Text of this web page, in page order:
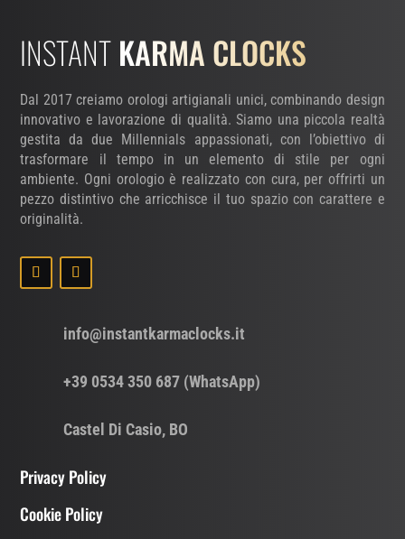
INSTANTKARMA CLOCKS
Dal 2017 creiamo orologi artigianali unici, combinando design
innovativo e lavorazione di qualità. Siamo una piccola realtà
gestita da due Millennials appassionati, con l’obiettivo di
trasformare il tempo in un elemento di stile per ogni
ambiente. Ogni orologio è realizzato con cura, per offrirti un
pezzo distintivo che arricchisce il tuo spazio con carattere e
originalità.
info@instantkarmaclocks.it
+39 0534 350 687 (WhatsApp)
Castel Di Casio, BO
Privacy Policy
Cookie Policy